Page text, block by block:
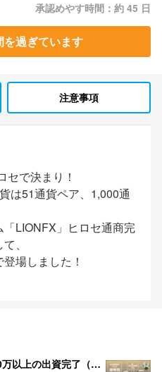
承認めやす時間：約 45 日
過ぎています
注意事項
セで決まり！
は51通貨ペア、1,000通
LIONFX」ヒロセ通商完
、
場しました！
DARWIN funding 出資完了 50万以上の出資完了（2回目以降出資）